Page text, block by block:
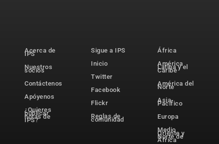
Acerca de
IPS
Nuestros
socios
Contáctenos
Apóyenos
¿Quieres
publicar
notas de
IPS?
Sigue a IPS
Inicio
Twitter
Facebook
Flickr
Reglas de
comunidad
África
América
Latina y el
Caribe
América del
Norte
Asia-
Pacífico
Europa
Medio
Oriente y
Norte de
África